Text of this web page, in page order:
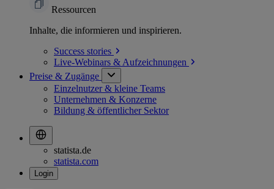
Ressourcen
Inhalte, die informieren und inspirieren.
Success stories
Live-Webinars & Aufzeichnungen
Preise & Zugänge
Einzelnutzer & kleine Teams
Unternehmen & Konzerne
Bildung & öffentlicher Sektor
statista.de
statista.com